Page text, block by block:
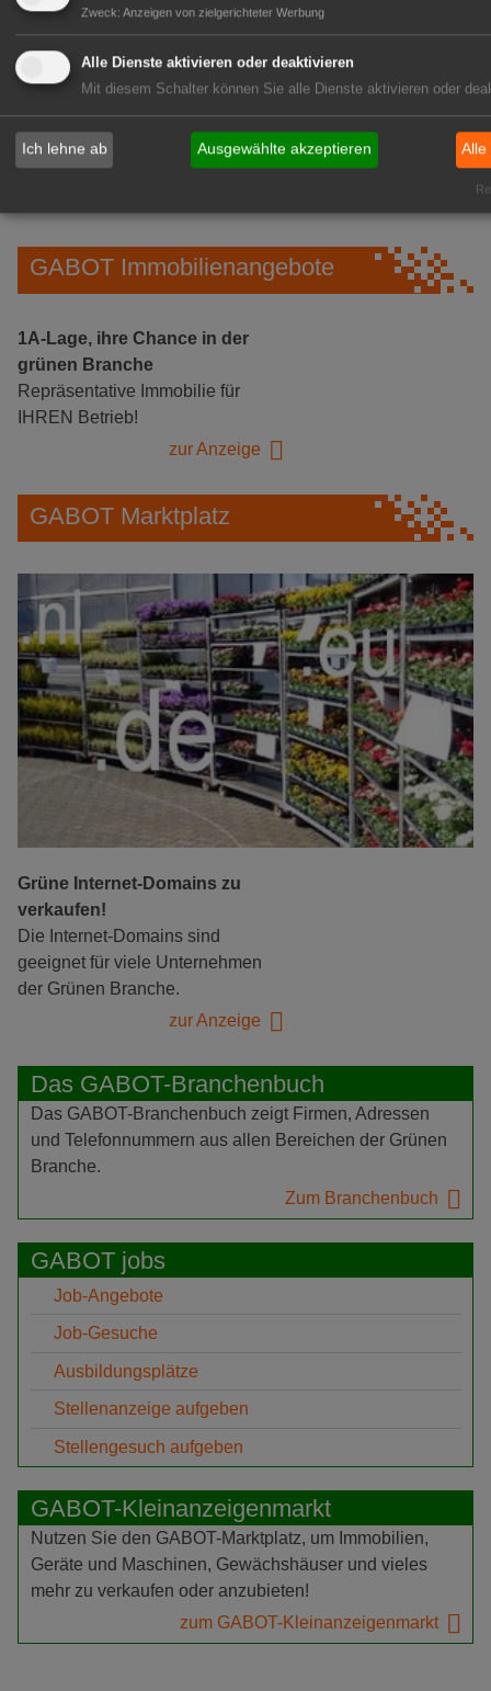
Gärtnerei Hanns
Mitarbeiter (m/w/d) für unsere
Logistikhalle
Herongen
GABOT Immobilienangebote
1A-Lage, ihre Chance in der
grünen Branche
Repräsentative Immobilie für
IHREN Betrieb!
zur Anzeige
GABOT Marktplatz
Grüne Internet-Domains zu
verkaufen!
Die Internet-Domains sind
geeignet für viele Unternehmen
der Grünen Branche.
zur Anzeige
Das GABOT-Branchenbuch
Das GABOT-Branchenbuch zeigt Firmen, Adressen
und Telefonnummern aus allen Bereichen der Grünen
Branche.
Zum Branchenbuch
GABOT jobs
Job-Angebote
Job-Gesuche
Ausbildungsplätze
Stellenanzeige aufgeben
Stellengesuch aufgeben
GABOT-Kleinanzeigenmarkt
Nutzen Sie den GABOT-Marktplatz, um Immobilien,
Geräte und Maschinen, Gewächshäuser und vieles
mehr zu verkaufen oder anzubieten!
zum GABOT-Kleinanzeigenmarkt
Zweck: Anzeigen von zielgerichteter Werbung
Alle Dienste aktivieren oder deaktivieren
Mit diesem Schalter können Sie alle Dienste aktivieren oder
Ich lehne ab Ausgewählte akzeptieren Alle